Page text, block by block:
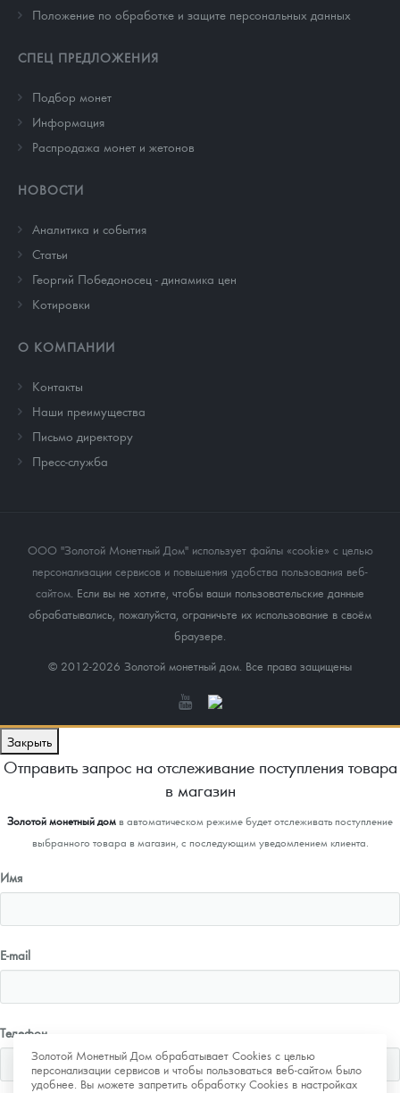
Положение по обработке и защите персональных данных
СПЕЦ ПРЕДЛОЖЕНИЯ
Подбор монет
Информация
Распродажа монет и жетонов
НОВОСТИ
Аналитика и события
Cтатьи
Георгий Победоносец - динамика цен
Котировки
О КОМПАНИИ
Контакты
Наши преимущества
Письмо директору
Пресс-служба
ООО "Золотой Монетный Дом" использует файлы «cookie» с целью
персонализации сервисов и повышения удобства пользования веб-
сайтом . Если вы не хотите, чтобы ваши пользовательские данные
обрабатывались, пожалуйста, ограничьте их использование в своём
браузере.
© 2012-2026 Золотой монетный дом. Все права защищены
Золотой Монетный Дом обрабатывает Cookies с целью
персонализации сервисов и чтобы пользоваться веб-сайтом было
удобнее. Вы можете запретить обработку Cookies в настройках
Закрыть
Отправить запрос на отслеживание поступления товара
в магазин
Золотой монетный домв автоматическом режиме будет отслеживать поступление
выбранного товара в магазин, с последующим уведомлением клиента.
Имя
E-mail
Телефон